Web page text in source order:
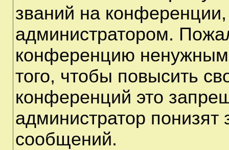
званий на
администратором.
конференцию
того, чтобы повысить
конференций это
администратор понизят
сообщений.